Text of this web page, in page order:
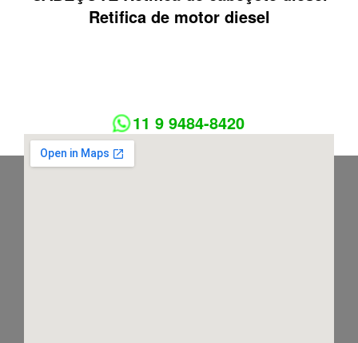
Retifica de motor diesel
11 9 9484-8420